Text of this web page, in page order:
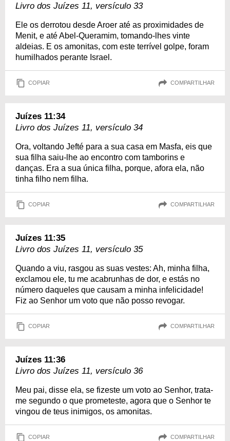
Livro dos Juízes 11, versículo 33
Ele os derrotou desde Aroer até as proximidades de
Menit, e até Abel-Queramim, tomando-lhes vinte
aldeias. E os amonitas, com este terrível golpe, foram
humilhados perante Israel.
COPIAR COMPARTILHAR
Juízes 11:34
Livro dos Juízes 11, versículo 34
Ora, voltando Jefté para a sua casa em Masfa, eis que
sua filha saiu-lhe ao encontro com tamborins e
danças. Era a sua única filha, porque, afora ela, não
tinha filho nem filha.
COPIAR COMPARTILHAR
Juízes 11:35
Livro dos Juízes 11, versículo 35
Quando a viu, rasgou as suas vestes: Ah, minha filha,
exclamou ele, tu me acabrunhas de dor, e estás no
número daqueles que causam a minha infelicidade!
Fiz ao Senhor um voto que não posso revogar.
COPIAR COMPARTILHAR
Juízes 11:36
Livro dos Juízes 11, versículo 36
Meu pai, disse ela, se fizeste um voto ao Senhor, trata-
me segundo o que prometeste, agora que o Senhor te
vingou de teus inimigos, os amonitas.
COPIAR COMPARTILHAR